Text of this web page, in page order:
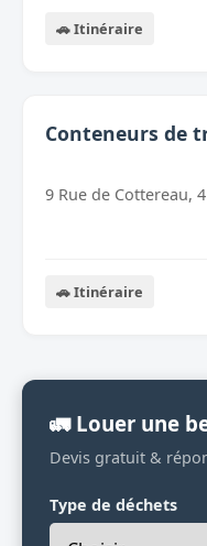
🚗 Itinéraire
Conteneurs de
9 Rue de Cottereau,
🚗 Itinéraire
🚛 Louer une
Devis gratuit &
Type de déchets